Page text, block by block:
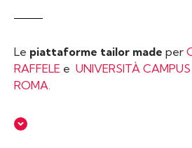
Le piattaforme tailor made per
RAFFELE e UNIVERSITÀ
ROMA.